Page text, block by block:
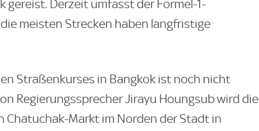
gereist. Derzeit umfasst der Formel-1-
meisten Strecken haben langfristige
Straßenkurses in Bangkok ist noch nicht
Regierungssprecher Jirayu Houngsub wird die
Chatuchak-Markt im Norden der Stadt in